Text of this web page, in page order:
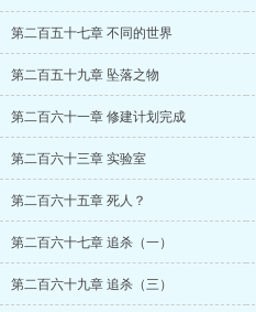
第二百五十七章 不同的世界
第二百五十九章 坠落之物
第二百六十一章 修建计划完成
第二百六十三章 实验室
第二百六十五章 死人？
第二百六十七章 追杀（一）
第二百六十九章 追杀（三）